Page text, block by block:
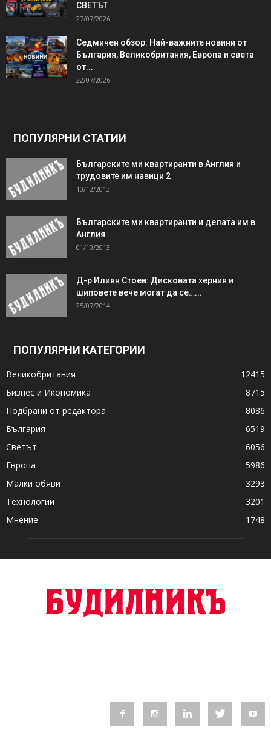
СВЕТЪТ
27/07/2026
Седмичен обзор: Най-важните новини от
България, Великобритания, Европа и света
от...
22/07/2026
ПОПУЛЯРНИ СТАТИИ
Българските ми квартиранти в Англия и
трудовите им навици 2
10/12/2013
Българските ми квартиранти и делата им в
Англия
01/10/2013
Д-р Илиян Стоев: Дисковата херния и
шиповете вече могат да се…...
25/07/2014
ПОПУЛЯРНИ КАТЕГОРИИ
Великобритания
12415
Бизнес и Икономика
8715
Подбрани от редактора
8086
България
6519
Светът
6056
Европа
5986
Малки обяви
3293
Технологии
3201
Мнение
1748